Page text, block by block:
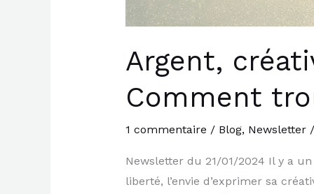
Argent,
Comment
1 commentaire / Blog, Newsletter/
Newsletter du 21/01/2024 Il y a
liberté, l’envie d’exprimer sa